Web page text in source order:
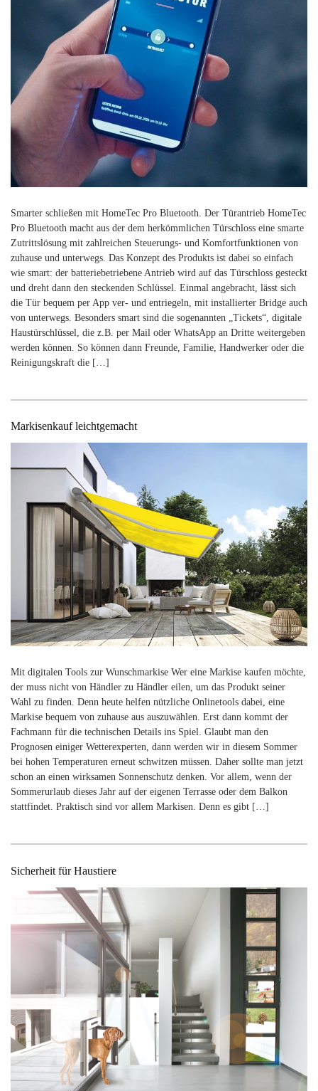
Search
for:
Smarter schließen mit HomeTec Pro Bluetooth. Der Türantrieb HomeTec
Pro Bluetooth macht aus der dem herkömmlichen Türschloss eine smarte
Zutrittslösung mit zahlreichen Steuerungs- und Komfortfunktionen von
zuhause und unterwegs. Das Konzept des Produkts ist dabei so einfach
wie smart: der batteriebetriebene Antrieb wird auf das Türschloss gesteckt
und dreht dann den steckenden Schlüssel. Einmal angebracht, lässt sich
die Tür bequem per App ver- und entriegeln, mit installierter Bridge auch
von unterwegs. Besonders smart sind die sogenannten „Tickets“, digitale
Haustürschlüssel, die z.B. per Mail oder WhatsApp an Dritte weitergeben
werden können. So können dann Freunde, Familie, Handwerker oder die
Reinigungs­kraft die […]
Markisenkauf leichtgemacht
Mit digitalen Tools zur Wunschmarkise Wer eine Markise kaufen möchte,
der muss nicht von Händler zu Händler eilen, um das Produkt seiner
Wahl zu finden. Denn heute helfen nützliche Onlinetools dabei, eine
Markise bequem von zuhause aus auszuwählen. Erst dann kommt der
Fachmann für die technischen Details ins Spiel. Glaubt man den
Prognosen einiger Wetterexperten, dann werden wir in diesem Sommer
bei hohen Temperaturen erneut schwitzen müssen. Daher sollte man jetzt
schon an einen wirksamen Sonnenschutz denken. Vor allem, wenn der
Sommerurlaub dieses Jahr auf der eigenen Terrasse oder dem Balkon
stattfindet. Praktisch sind vor allem Markisen. Denn es gibt […]
Sicherheit für Haustiere